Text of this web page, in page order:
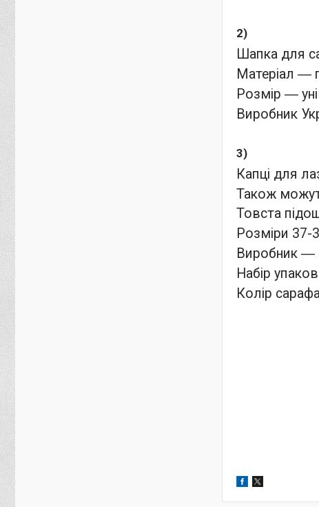
2)
Шапка для
Матеріал ―
Розмір ―
Виробник
3)
Капці для
Також
Товста
Розміри 37-
Виробник ―
Набір
Колір